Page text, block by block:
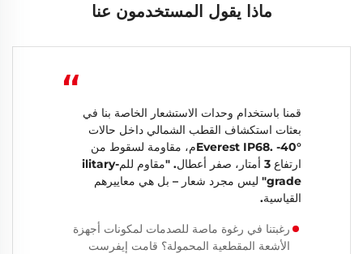
ماذا يقول المستخدمون عنا
“
قمنا باستخدام وحدات الاستشعار الخاصة بنا في
بعثات استكشاف القطب الشمالي داخل حالات
Everest IP68. -40°م، مقاومة لسقوط من
ارتفاع 3 أمتار، صفر أعطال. "مقاوم للمilitary-
grade" ليس مجرد شعار – بل هي معاييرهم
القياسية.
رغبتنا في رغوة ماصة للصدمات لمكونات أجهزة
الأشعة المقطعية المحمولة؟ قامت إيفرست